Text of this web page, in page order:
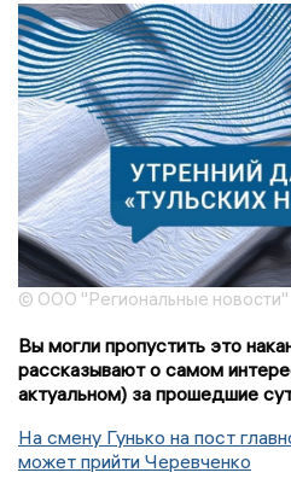
© ООО "Региональные новости"
Вы могли пропустить это
рассказывают о самом
актуальном) за прошедшие
На смену Гунько на пост
может прийти Черевченко